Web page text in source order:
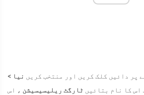
نیا >
. اس کا نام بتائیں ٹارگٹ ریلیسیسیشن ، اس